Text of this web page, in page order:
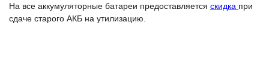
На все аккумуляторные батареи предоставляется скидка при
сдаче старого АКБ на утилизацию.